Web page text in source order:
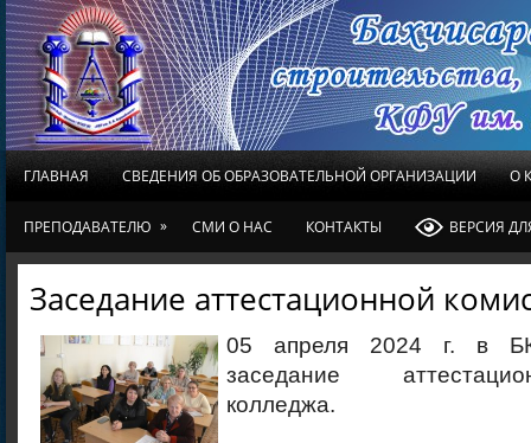
ГЛАВНАЯ СВЕДЕНИЯ ОБ ОБРАЗОВАТЕЛЬНОЙ ОРГАНИЗАЦИИ О
ПРЕПОДАВАТЕЛЮ » СМИ О НАС КОНТАКТЫ ВЕРСИЯ
Заседание аттестационной
05 апреля 2024 г. в
заседание
колледжа.